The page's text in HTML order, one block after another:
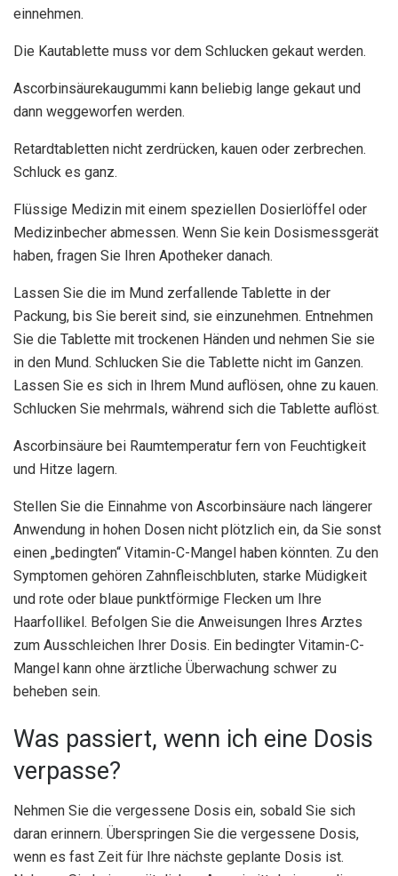
einnehmen.
Die Kautablette muss vor dem Schlucken gekaut werden.
Ascorbinsäurekaugummi kann beliebig lange gekaut und
dann weggeworfen werden.
Retardtabletten nicht zerdrücken, kauen oder zerbrechen.
Schluck es ganz.
Flüssige Medizin mit einem speziellen Dosierlöffel oder
Medizinbecher abmessen. Wenn Sie kein Dosismessgerät
haben, fragen Sie Ihren Apotheker danach.
Lassen Sie die im Mund zerfallende Tablette in der
Packung, bis Sie bereit sind, sie einzunehmen. Entnehmen
Sie die Tablette mit trockenen Händen und nehmen Sie sie
in den Mund. Schlucken Sie die Tablette nicht im Ganzen.
Lassen Sie es sich in Ihrem Mund auflösen, ohne zu kauen.
Schlucken Sie mehrmals, während sich die Tablette auflöst.
Ascorbinsäure bei Raumtemperatur fern von Feuchtigkeit
und Hitze lagern.
Stellen Sie die Einnahme von Ascorbinsäure nach längerer
Anwendung in hohen Dosen nicht plötzlich ein, da Sie sonst
einen „bedingten“ Vitamin-C-Mangel haben könnten. Zu den
Symptomen gehören Zahnfleischbluten, starke Müdigkeit
und rote oder blaue punktförmige Flecken um Ihre
Haarfollikel. Befolgen Sie die Anweisungen Ihres Arztes
zum Ausschleichen Ihrer Dosis. Ein bedingter Vitamin-C-
Mangel kann ohne ärztliche Überwachung schwer zu
beheben sein.
Was passiert, wenn ich eine Dosis
verpasse?
Nehmen Sie die vergessene Dosis ein, sobald Sie sich
daran erinnern. Überspringen Sie die vergessene Dosis,
wenn es fast Zeit für Ihre nächste geplante Dosis ist.